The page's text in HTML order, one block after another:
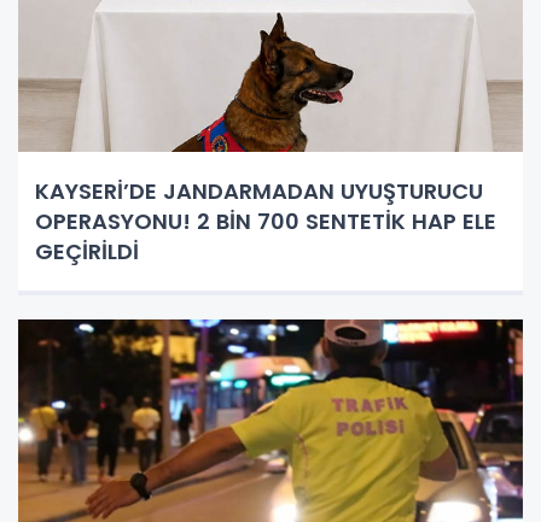
KAYSERİ’DE JANDARMADAN UYUŞTURUCU
OPERASYONU! 2 BİN 700 SENTETİK HAP ELE
GEÇİRİLDİ